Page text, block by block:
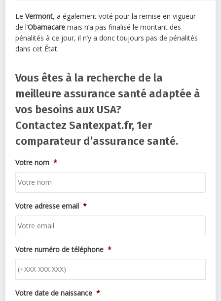
LeVermont, a également voté pour la remise en vigueur
de l’Obamacare mais n’a pas finalisé le montant des
pénalités à ce jour, il n’y a donc toujours pas de pénalités
dans cet État.
Vous êtes à la recherche de la
meilleure assurance santé adaptée à
vos besoins aux USA?
Contactez Santexpat.fr, 1er
comparateur d’assurance santé.
Votre nom *
Votre adresse email *
Votre numéro de téléphone *
Votre date de naissance *